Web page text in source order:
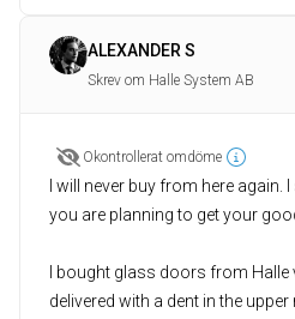
ALEXANDER S
Skrev om Halle System AB
Okontrollerat omdöme
I will never buy from here again.
you are planning to get your
I bought glass doors from Halle
delivered with a dent in the